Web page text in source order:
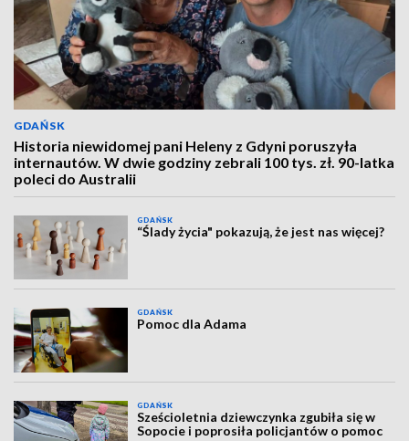
GDAŃSK
Historia niewidomej pani Heleny z Gdyni poruszyła
internautów. W dwie godziny zebrali 100 tys. zł. 90-latka
poleci do Australii
GDAŃSK
“Ślady życia" pokazują, że jest nas więcej?
GDAŃSK
Pomoc dla Adama
GDAŃSK
Sześcioletnia dziewczynka zgubiła się w
Sopocie i poprosiła policjantów o pomoc